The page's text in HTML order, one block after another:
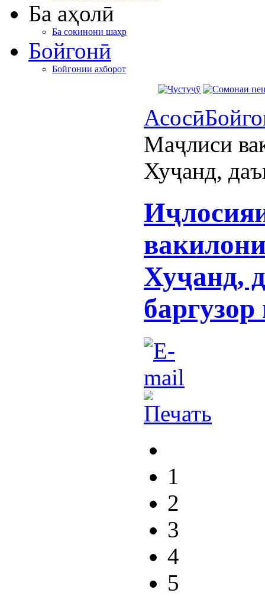
Ба аҳолӣ
Ба сокинони шаҳр
Бойгонӣ
Бойгонии ахборот
Асосӣ
Маҷлиси
Хуҷанд,
Хуҷанд,
1
2
3
4
5